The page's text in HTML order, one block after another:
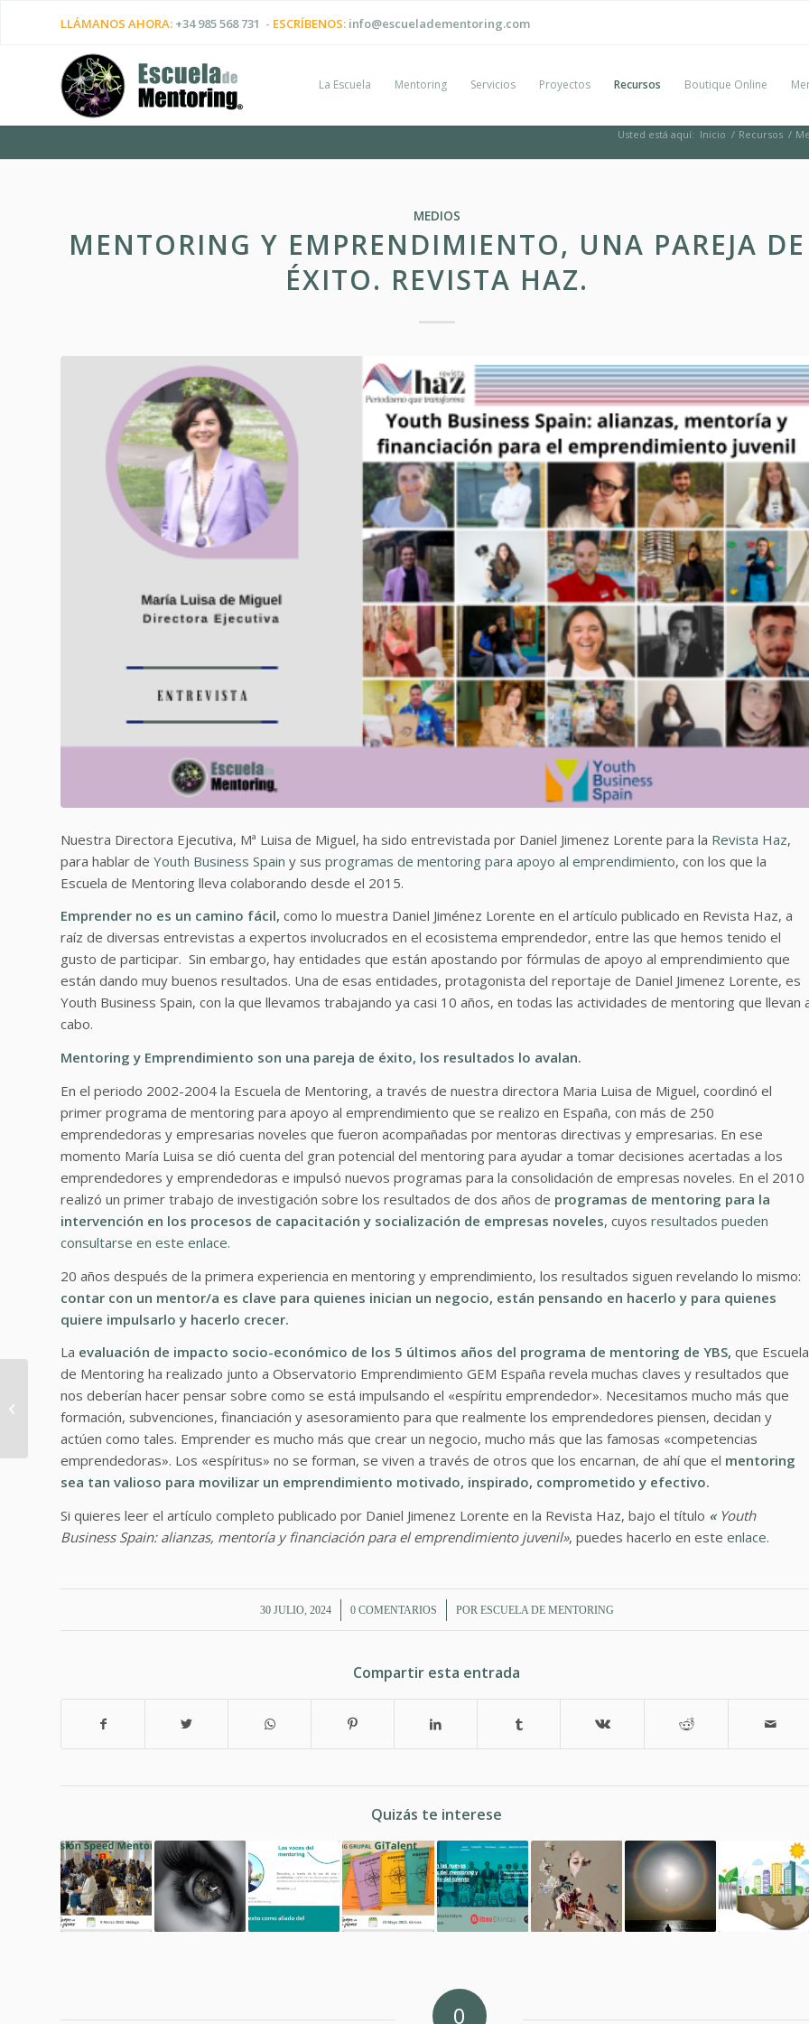
LLÁMANOS AHORA: +34 985 568 731 - ESCRÍBENOS: info@escueladementoring.com
La Escuela Mentoring Servicios Proyectos Recursos Boutique Online
Usted está aquí: Inicio / Recursos /
MEDIOS
MENTORING Y EMPRENDIMIENTO, UNA PAREJA DE
ÉXITO. REVISTA HAZ.
Nuestra Directora Ejecutiva, Mª Luisa de Miguel, ha sido entrevistada por Daniel Jimenez Lorente para la Revista Haz,
para hablar de Youth Business Spain y sus programas de mentoring para apoyo al emprendimiento, con los que la
Escuela de Mentoring lleva colaborando desde el 2015.
Emprender no es un camino fácil, como lo muestra Daniel Jiménez Lorente en el artículo publicado en Revista Haz, a
raíz de diversas entrevistas a expertos involucrados en el ecosistema emprendedor, entre las que hemos tenido el
gusto de participar. Sin embargo, hay entidades que están apostando por fórmulas de apoyo al emprendimiento que
están dando muy buenos resultados. Una de esas entidades, protagonista del reportaje de Daniel Jimenez Lorente, es
Youth Business Spain, con la que llevamos trabajando ya casi 10 años, en todas las actividades de mentoring que llevan
cabo.
Mentoring y Emprendimiento son una pareja de éxito, los resultados lo avalan.
En el periodo 2002-2004 la Escuela de Mentoring, a través de nuestra directora Maria Luisa de Miguel, coordinó el
primer programa de mentoring para apoyo al emprendimiento que se realizo en España, con más de 250
emprendedoras y empresarias noveles que fueron acompañadas por mentoras directivas y empresarias. En ese
momento María Luisa se dió cuenta del gran potencial del mentoring para ayudar a tomar decisiones acertadas a los
emprendedores y emprendedoras e impulsó nuevos programas para la consolidación de empresas noveles. En el 2010
realizó un primer trabajo de investigación sobre los resultados de dos años de programas de mentoring para la
intervención en los procesos de capacitación y socialización de empresas noveles, cuyos resultados pueden
consultarse en este enlace.
20 años después de la primera experiencia en mentoring y emprendimiento, los resultados siguen revelando lo mismo:
contar con un mentor/a es clave para quienes inician un negocio, están pensando en hacerlo y para quienes
quiere impulsarlo y hacerlo crecer.
La evaluación de impacto socio-económico de los 5 últimos años del programa de mentoring de YBS, que Escuela
de Mentoring ha realizado junto a Observatorio Emprendimiento GEM España revela muchas claves y resultados que
nos deberían hacer pensar sobre como se está impulsando el «espíritu emprendedor». Necesitamos mucho más que
formación, subvenciones, financiación y asesoramiento para que realmente los emprendedores piensen, decidan y
actúen como tales. Emprender es mucho más que crear un negocio, mucho más que las famosas «competencias
emprendedoras». Los «espíritus» no se forman, se viven a través de otros que los encarnan, de ahí que el mentoring
sea tan valioso para movilizar un emprendimiento motivado, inspirado, comprometido y efectivo.
Si quieres leer el artículo completo publicado por Daniel Jimenez Lorente en la Revista Haz, bajo el título «Youth
Business Spain: alianzas, mentoría y financiación para el emprendimiento juvenil», puedes hacerlo en este enlace.
30 JULIO, 2024
/ 0 COMENTARIOS
/ POR ESCUELA DE MENTORING
Compartir esta entrada
Quizás te interese
0
Artículo en la Revista
ORH: «Artes
existenciales para
potenciar la
tecnología...